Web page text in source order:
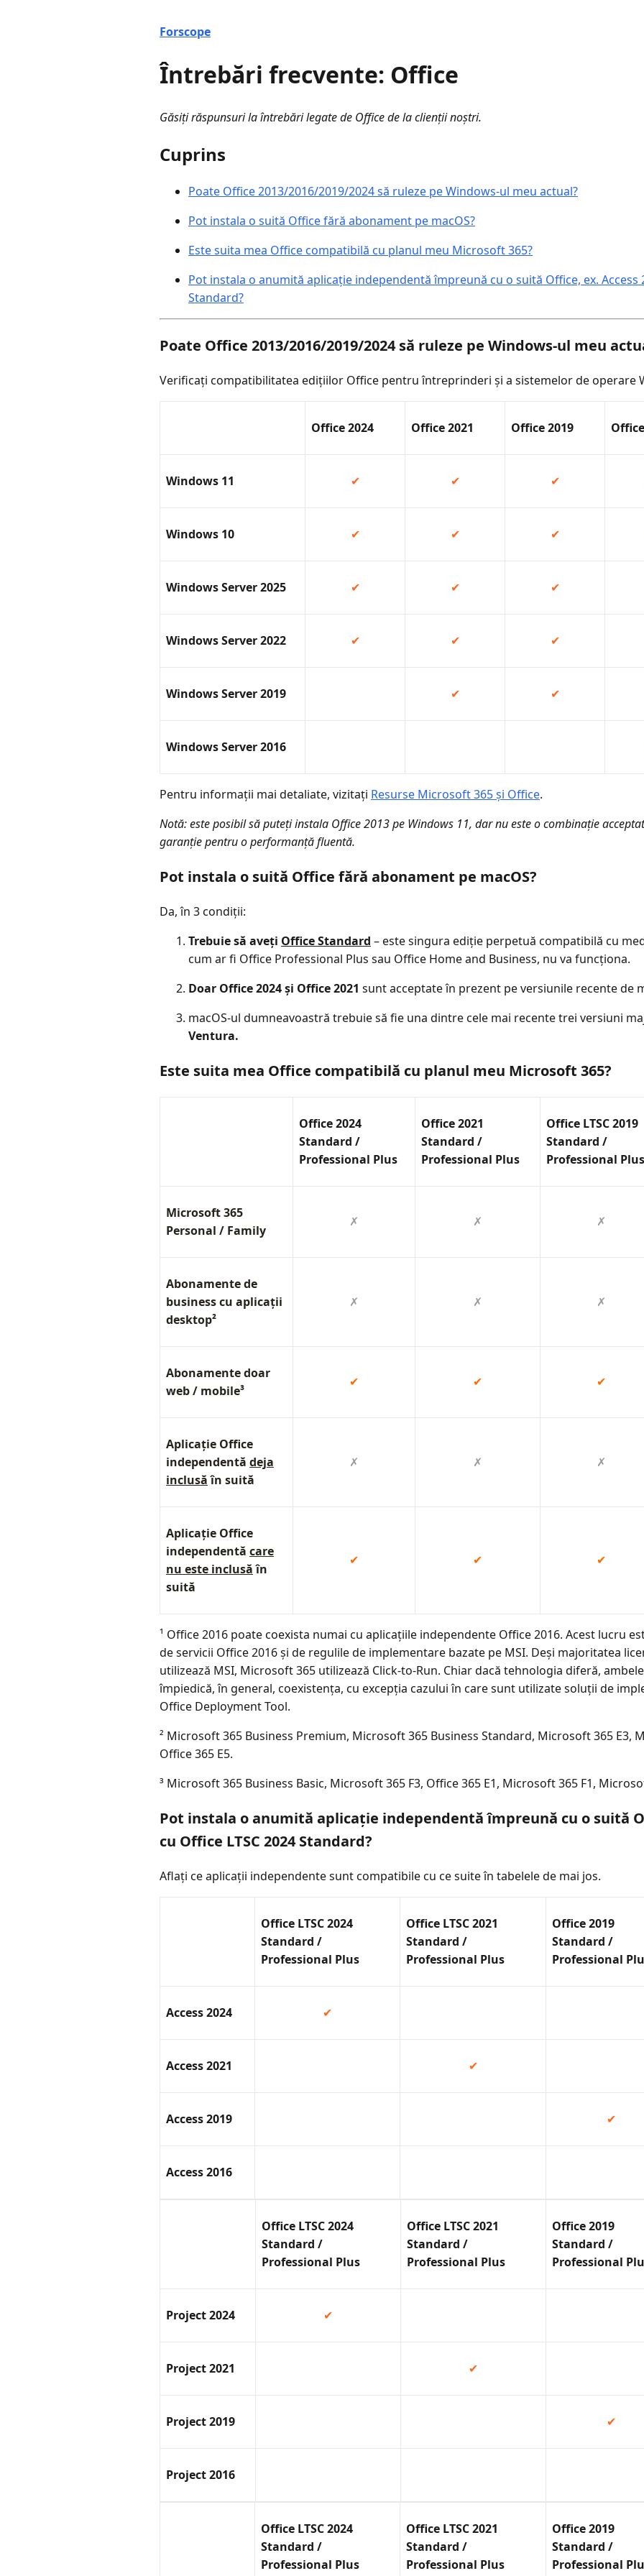
Forscope
Întrebări frecvente: Office
Găsiți răspunsuri la întrebări legate de Office de la clienții noștri.
Cuprins
Poate Office 2013/2016/2019/2024 să ruleze pe Windows-ul meu actual?
Pot instala o suită Office fără abonament pe macOS?
Este suita mea Office compatibilă cu planul meu Microsoft 365?
Pot instala o anumită aplicație independentă împreună cu o suită Office, ex. Access
Standard?
Poate Office 2013/2016/2019/2024 să ruleze pe Windows-ul meu
Verificați compatibilitatea edițiilor Office pentru întreprinderi și a sistemelor de operare
Office 2024 Office 2021 Office 2019
Windows 11 ✔ ✔ ✔
Windows 10 ✔ ✔ ✔
Windows Server 2025 ✔ ✔ ✔
Windows Server 2022 ✔ ✔ ✔
Windows Server 2019 ✔ ✔
Windows Server 2016
Pentru informații mai detaliate, vizitați Resurse Microsoft 365 și Office.
Notă: este posibil să puteți instala Office 2013 pe Windows 11, dar nu este o combinație
garanție pentru o performanță fluentă.
Pot instala o suită Office fără abonament pe macOS?
Da, în 3 condiții:
Trebuie să aveți Office Standard – este singura ediție perpetuă compatibilă cu
cum ar fi Office Professional Plus sau Office Home and Business, nu va funcționa.
Doar Office 2024 și Office 2021 sunt acceptate în prezent pe versiunile recente de
macOS-ul dumneavoastră trebuie să fie una dintre cele mai recente trei versiuni
Ventura.
Este suita mea Office compatibilă cu planul meu Microsoft 365?
Office 2024
Standard /
Professional Plus
Office 2021
Standard /
Professional Plus
Office LTSC 2019
Standard /
Professional Plus
Microsoft 365
Personal / Family
✗ ✗ ✗
Abonamente de
business cu aplicații
desktop²
✗ ✗ ✗
Abonamente doar
web / mobile³
✔ ✔ ✔
Aplicație Office
independentă deja
inclusăîn suită
✗ ✗ ✗
Aplicație Office
independentă care
nu este inclusăîn
suită
✔ ✔ ✔
¹ Office 2016 poate coexista numai cu aplicațiile independente Office 2016. Acest lucru
de servicii Office 2016 și de regulile de implementare bazate pe MSI. Deși majoritatea
utilizează MSI, Microsoft 365 utilizează Click-to-Run. Chiar dacă tehnologia diferă,
împiedică, în general, coexistența, cu excepția cazului în care sunt utilizate soluții de
Office Deployment Tool.
² Microsoft 365 Business Premium, Microsoft 365 Business Standard, Microsoft 365 E3,
Office 365 E5.
³ Microsoft 365 Business Basic, Microsoft 365 F3, Office 365 E1, Microsoft 365 F1,
Pot instala o anumită aplicație independentă împreună cu o suită
cu Office LTSC 2024 Standard?
Aflați ce aplicații independente sunt compatibile cu ce suite în tabelele de mai jos.
Office LTSC 2024
Standard /
Professional Plus
Office LTSC 2021
Standard /
Professional Plus
Office 2019
Standard /
Professional
Access 2024 ✔
Access 2021 ✔
Access 2019 ✔
Access 2016
Office LTSC 2024
Standard /
Professional Plus
Office LTSC 2021
Standard /
Professional Plus
Office 2019
Standard /
Professional
Project 2024 ✔
Project 2021 ✔
Project 2019 ✔
Project 2016
Office LTSC 2024
Standard /
Professional Plus
Office LTSC 2021
Standard /
Professional Plus
Office 2019
Standard /
Professional